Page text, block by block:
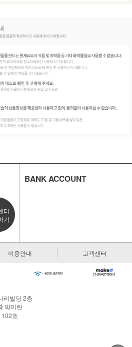
터
기
BANK ACCOUNT
이용안내 고객센터
리빌딩 2층
박미란
102호